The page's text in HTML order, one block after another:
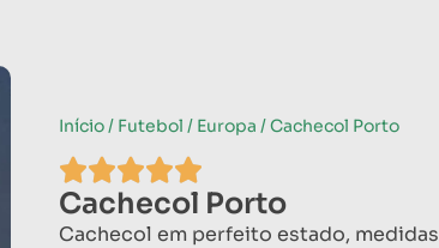
Início/ Futebol / Europa / Cachecol Porto
Cachecol Porto
Cachecol em perfeito estado, medidas